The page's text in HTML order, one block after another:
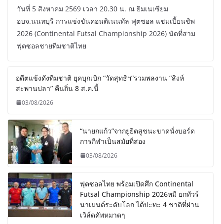
วันที่ 5 สิงหาคม 2569 เวลา 20.30 น. ณ ยิมเนเซียม
อบจ.นนทบุรี การแข่งขันคอนติเนนทัล ฟุตซอล แชมเปี้ยนชิพ
2026 (Continental Futsal Championship 2026) นัดที่สาม
ฟุตซอลชายทีมชาติไทย
อดีตแข้งดังทีมชาติ ยุคบุกเบิก “วัดสุทธิฯ”รวมพลงาน “สิงห์
สะพานปลา” คืนถิ่น 8 ส.ค.นี้
03/08/2026
“นายกแก้ว”จากยูยิตสูชนะขาดนั่งบอร์ด
การกีฬาเป็นสมัยที่สอง
03/08/2026
ฟุตซอลไทย พร้อมเปิดศึก Continental
Futsal Championship 2026หมี ยกทัวร์
นาเมนต์ระดับโลก ได้ปะทะ 4 ชาติที่ผ่าน
เวิล์ดคัพหมาดๆ